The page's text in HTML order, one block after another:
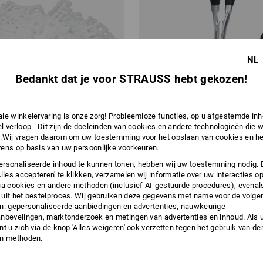
13 mm
5 zakken 1 variant
Span- en sluitapparaat
€ 187,43
(incl. BTW)
NL
Bedankt dat je voor STRAUSS hebt gekozen!
winkelervaring is onze zorg! Probleemloze functies, op u afgestemde
verloop - Dit zijn de doeleinden van cookies en andere technologieën die
vragen daarom om uw toestemming voor het opslaan van cookies en
op basis van uw persoonlijke voorkeuren.
inhoud te kunnen tonen, hebben wij uw toestemming nodig.
accepteren' te klikken, verzamelen wij informatie over uw interacties
cookies en andere methoden (inclusief AI-gestuurde procedures),
het bestelproces. Wij gebruiken deze gegevens met name voor de
gepersonaliseerde aanbiedingen en advertenties, nauwkeurige
marktonderzoek en metingen van advertenties en inhoud. Als
u zich via de knop 'Alles weigeren' ook verzetten tegen het gebruik van
methoden.